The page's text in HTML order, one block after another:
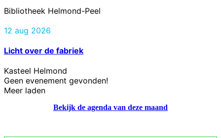
Bibliotheek Helmond-Peel
12 aug 2026
Licht over de fabriek
Kasteel Helmond
Geen evenement gevonden!
Meer laden
Bekijk de agenda van deze maand